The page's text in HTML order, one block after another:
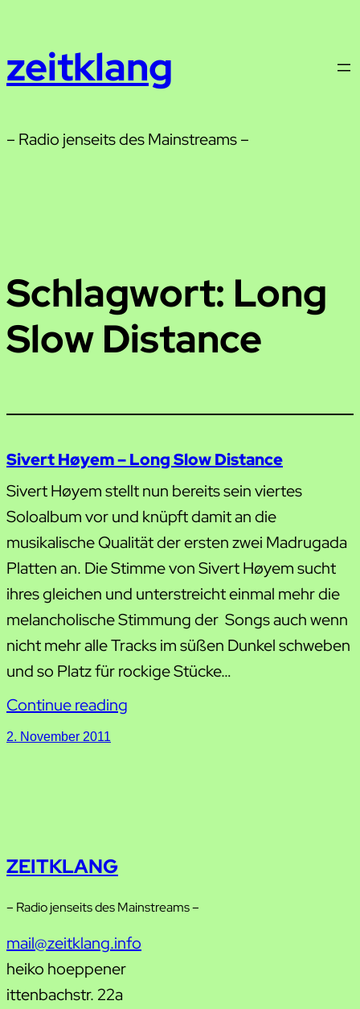
springen
zeitklang
– Radio jenseits des Mainstreams –
Schlagwort: Long
Slow Distance
Sivert Høyem – Long Slow Distance
Sivert Høyem stellt nun bereits sein viertes
Soloalbum vor und knüpft damit an die
musikalische Qualität der ersten zwei Madrugada
Platten an. Die Stimme von Sivert Høyem sucht
ihres gleichen und unterstreicht einmal mehr die
melancholische Stimmung der Songs auch wenn
nicht mehr alle Tracks im süßen Dunkel schweben
und so Platz für rockige Stücke…
Continue reading
2. November 2011
ZEITKLANG
– Radio jenseits des Mainstreams –
mail@zeitklang.info
heiko hoeppener
ittenbachstr. 22a